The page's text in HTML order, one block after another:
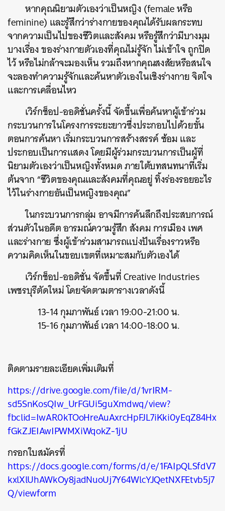
หากคุณนิยามตัวเองว่าเป็นหญิง (female หรือ
feminine) และรู้สึกว่าร่างกายของคุณได้รับผลกระทบ
จากความเป็นไปของชีวิตและสังคม หรือรู้สึกว่ามีบางมุม
บางเรื่อง ของร่างกายตัวเองที่คุณไม่รู้จัก ไม่เข้าใจ ถูกปิด
ไว้ หรือไม่กล้าจะมองเห็น รวมถึงหากคุณสงสัยหรือสนใจ
จะลองทำความรู้จักและค้นหาตัวเองในเชิงร่างกาย จิตใจ
และการเคลื่อนไหว
เวิร์กช็อป-ออดิชั่นครั้งนี้ จัดขึ้นเพื่อค้นหาผู้เข้าร่วม
กระบวนการในโครงการระยะยาวซึ่งประกอบไปด้วยขั้น
ตอนการค้นหา เริ่มกระบวนการสร้างสรรค์ ซ้อม และ
ประกอบเป็นการแสดง โดยมีผู้ร่วมกระบวนการเป็นผู้ที่
นิยามตัวเองว่าเป็นหญิงทั้งหมด ภายใต้บทสนทนาที่เริ่ม
ต้นจาก “ชีวิตของคุณและสังคมที่คุณอยู่ ทิ้งร่องรอยอะไร
ไว้ในร่างกายอันเป็นหญิงของคุณ”
ในกระบวนการกลุ่ม อาจมีการค้นลึกถึงประสบการณ์
ส่วนตัวในอดีต อารมณ์ความรู้สึก สังคม การเมือง เพศ
และร่างกาย ซึ่งผู้เข้าร่วมสามารถแบ่งปันเรื่องราวหรือ
ความคิดเห็นในขอบเขตที่เหมาะสมกับตัวเองได้
เวิร์กช็อป-ออดิชั่น จัดขึ้นที่ Creative Industries
เพชรบุรีตัดใหม่ โดยจัดตามตารางเวลาดังนี้
13-14 กุมภาพันธ์ เวลา 19:00-21:00 น.
15-16 กุมภาพันธ์ เวลา 14:00-18:00 น.
ติดตามรายละเอียดเพิ่มเติมที่
https://drive.google.com/file/d/1vrIRM-
sd5SnKosQIw_UrFGUi5guXmdwq/view?
fbclid=IwAR0kTOoHreAuAxrcHpFJL7iKki0yEqZ84Hx
fGkZJEIAwIPWMXiWqokZ-1jU
กรอกใบสมัครที่
https://docs.google.com/forms/d/e/1FAIpQLSfdV7
kxlXlUhAWkOy8jadNuoUj7Y64WlcYJQetNXFEtvb5j7
Q/viewform
SHARE TWEET